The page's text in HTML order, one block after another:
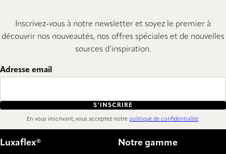
Inscrivez-vous à notre newsletter et soyez le premier à
découvrir nos nouveautés, nos offres spéciales et de nouvelles
sources d’inspiration.
Adresse email
S’INSCRIRE
En vous inscrivant, vous acceptez notre politique de confidentialité.
Luxaflex® Notre gamme